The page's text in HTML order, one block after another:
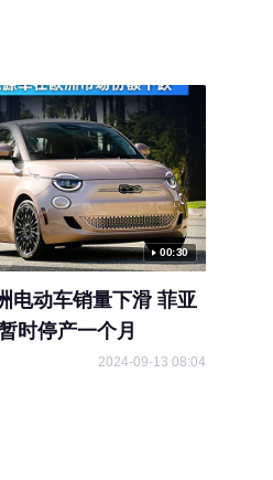
00:30
电动车销量下滑 菲亚
时停产一个月
2024-09-13 08:04